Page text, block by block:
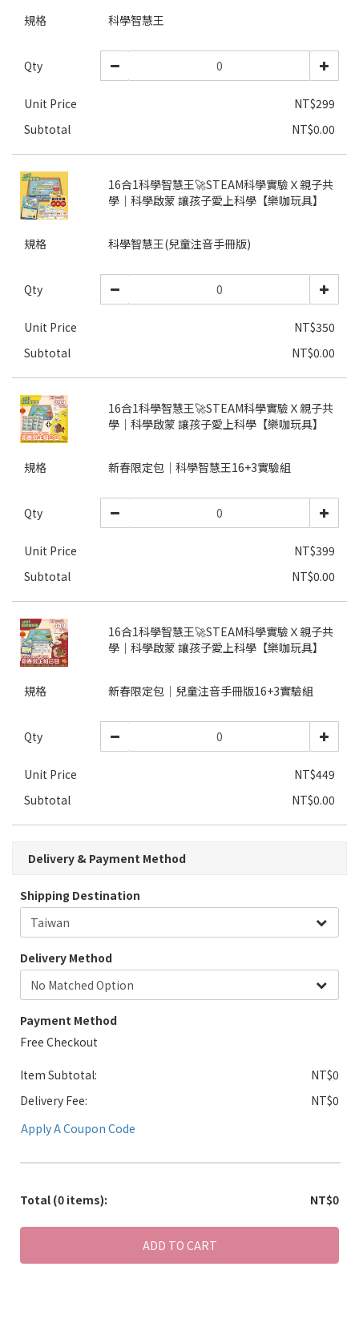
規格 科學智慧王
Qty
Unit Price
NT$299
Subtotal
NT$0.00
16合1科學智慧王🚀STEAM科學實驗Ｘ親子共
學｜科學啟蒙 讓孩子愛上科學【樂咖玩具】
規格 科學智慧王(兒童注音手冊版)
Qty
Unit Price
NT$350
Subtotal
NT$0.00
16合1科學智慧王🚀STEAM科學實驗Ｘ親子共
學｜科學啟蒙 讓孩子愛上科學【樂咖玩具】
規格 新春限定包│科學智慧王16+3實驗組
Qty
Unit Price
NT$399
Subtotal
NT$0.00
16合1科學智慧王🚀STEAM科學實驗Ｘ親子共
學｜科學啟蒙 讓孩子愛上科學【樂咖玩具】
規格 新春限定包│兒童注音手冊版16+3實驗組
Qty
Unit Price
NT$449
Subtotal
NT$0.00
Delivery & Payment Method
Shipping Destination
Delivery Method
Payment Method
Free Checkout
Item Subtotal:
NT$0
Delivery Fee:
NT$0
Apply A Coupon Code
Total (0 items): NT$0
ADD TO CART